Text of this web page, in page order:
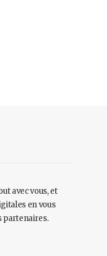
avec vous, et
en vous
partenaires.